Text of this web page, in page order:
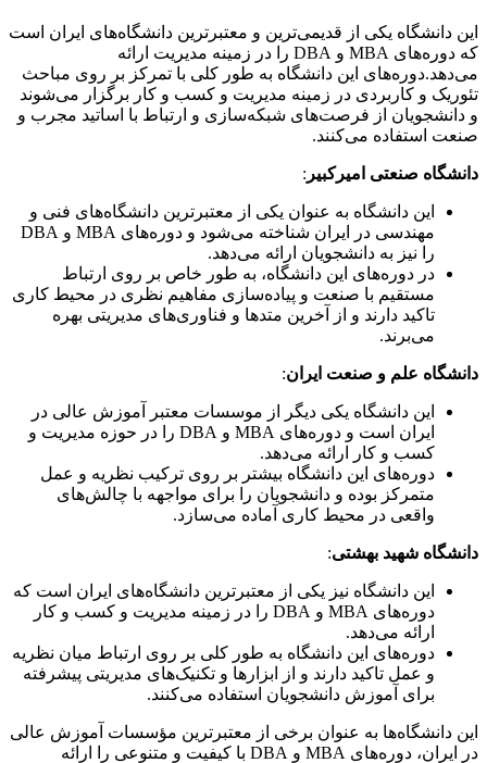
این دانشگاه یکی از قدیمی‌ترین و معتبرترین دانشگاه‌های ایران است
که دوره‌های MBA و DBA را در زمینه مدیریت ارائه
می‌دهد.دوره‌های این دانشگاه به طور کلی با تمرکز بر روی مباحث
تئوریک و کاربردی در زمینه مدیریت و کسب و کار برگزار می‌شوند
و دانشجویان از فرصت‌های شبکه‌سازی و ارتباط با اساتید مجرب و
صنعت استفاده می‌کنند.
دانشگاه صنعتی امیرکبیر :
این دانشگاه به عنوان یکی از معتبرترین دانشگاه‌های فنی و
مهندسی در ایران شناخته می‌شود و دوره‌های MBA و DBA
را نیز به دانشجویان ارائه می‌دهد.
در دوره‌های این دانشگاه، به طور خاص بر روی ارتباط
مستقیم با صنعت و پیاده‌سازی مفاهیم نظری در محیط کاری
تاکید دارند و از آخرین متدها و فناوری‌های مدیریتی بهره
می‌برند.
دانشگاه علم و صنعت ایران:
این دانشگاه یکی دیگر از موسسات معتبر آموزش عالی در
ایران است و دوره‌های MBA و DBA را در حوزه مدیریت و
کسب و کار ارائه می‌دهد.
دوره‌های این دانشگاه بیشتر بر روی ترکیب نظریه و عمل
متمرکز بوده و دانشجویان را برای مواجهه با چالش‌های
واقعی در محیط کاری آماده می‌سازد.
دانشگاه شهید بهشتی:
این دانشگاه نیز یکی از معتبرترین دانشگاه‌های ایران است که
دوره‌های MBA و DBA را در زمینه مدیریت و کسب و کار
ارائه می‌دهد.
دوره‌های این دانشگاه به طور کلی بر روی ارتباط میان نظریه
و عمل تاکید دارند و از ابزارها و تکنیک‌های مدیریتی پیشرفته
برای آموزش دانشجویان استفاده می‌کنند.
این دانشگاه‌ها به عنوان برخی از معتبرترین مؤسسات آموزش عالی
در ایران، دوره‌های MBA و DBA با کیفیت و متنوعی را ارائه